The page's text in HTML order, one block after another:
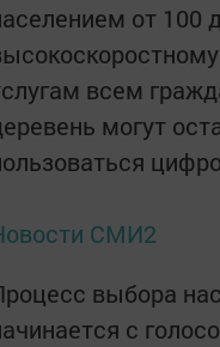
от 100
всем
могут
СМИ2
выбора
с